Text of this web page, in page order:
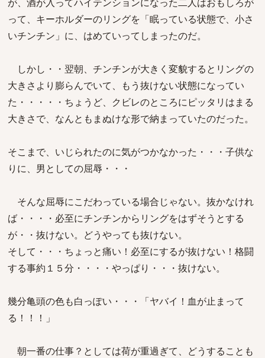
って、キーホルダーのリングを「眠っている状態で、小さ
いチンチン」に、はめていってしまったのだ。
しかし・・翌朝、チンチンが大きく変貌するとリングの
大きさより膨らんでいて、もう抜けない状態になってい
た・・・・・ちょうど、クビレのところにピッタリはまる
大きさで、なんともまぬけな形で納まっていたのだった。
そこまで、いじられたのに気がつかなかった・・・子供な
りに、男としての屈辱・・・
そんな屈辱にこだわっている場合じゃない。抜かなけれ
ば・・・・必至にチンチンからリングをはずそうとする
が・・抜けない。どうやっても抜けない。
そして・・・ちょっと痛い！必至にするが抜けない！格闘
する事約１５分・・・・やっぱり・・・抜けない。
幾分亀頭の色も白っぽい・・・「ヤバイ！血が止まって
る！！！」
朝一番の仕事？としては荷が重過ぎて、どうすることも